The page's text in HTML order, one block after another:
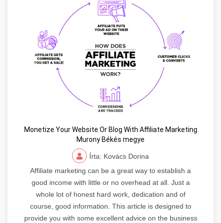
Monetize Your Website Or Blog With Affiliate Marketing
Murony Békés megye
Írta: Kovács Dorina
Affiliate marketing can be a great way to establish a
good income with little or no overhead at all. Just a
whole lot of honest hard work, dedication and of
course, good information. This article is designed to
provide you with some excellent advice on the business